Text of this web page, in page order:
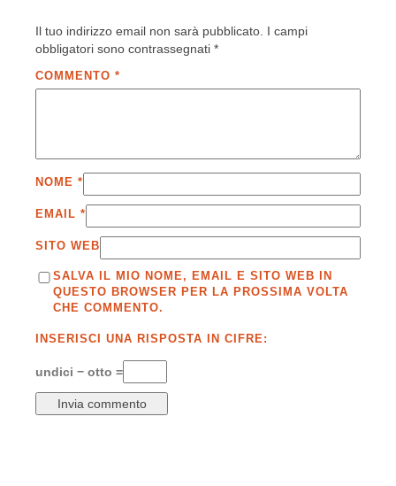
Il tuo indirizzo email non sarà pubblicato. I campi
obbligatori sono contrassegnati *
COMMENTO *
NOME *
EMAIL *
SITO WEB
SALVA IL MIO NOME, EMAIL E SITO WEB IN
QUESTO BROWSER PER LA PROSSIMA VOLTA
CHE COMMENTO.
INSERISCI UNA RISPOSTA IN CIFRE:
undici − otto =